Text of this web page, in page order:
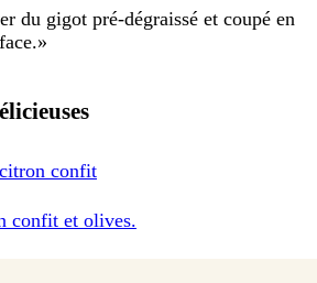
du gigot pré-dégraissé et coupé en
»
confit
confit et olives.